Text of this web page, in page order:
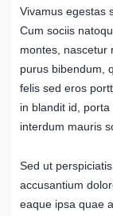
Vivamus egestas
Cum sociis
montes, nascetur
purus bibendum,
felis sed eros
in blandit id,
interdum mauris
Sed ut
accusantium
eaque ipsa quae